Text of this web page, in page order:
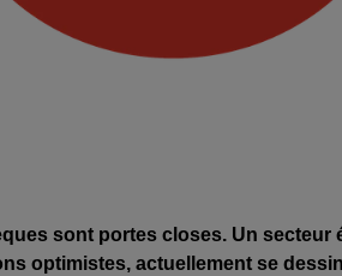
sont portes closes. Un secteur
optimistes, actuellement se